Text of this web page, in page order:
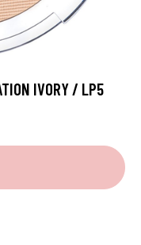
IVORY / LP5